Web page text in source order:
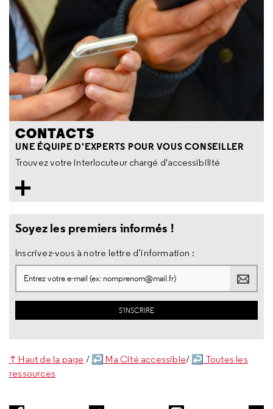
CONTACTS
UNE ÉQUIPE D'EXPERTS POUR VOUS CONSEILLER
Trouvez votre interlocuteur chargé d'accessibilité
Soyez les premiers informés !
Inscrivez-vous à notre lettre d’information :
↑ Haut de la page / ↩ Ma Cité accessible/ ↩ Toutes les
ressources